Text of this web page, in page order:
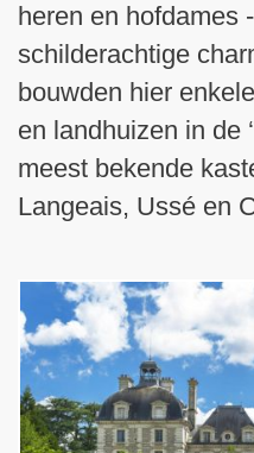
heren en hofdames
schilderachtige
bouwden hier
en landhuizen in de
meest bekende
Langeais, Ussé en